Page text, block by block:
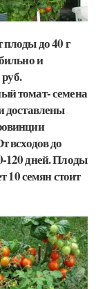
до 40 г
и
томат- семена
доставлены
всходов до
120 дней. Плоды
10 семян стоит